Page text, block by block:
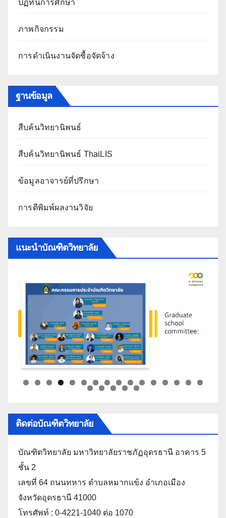
ปฏิทินการศึกษา
ภาพกิจกรรม
การดำเนินงานจัดซื้อจัดจ้าง
ฐานข้อมูล
สืบค้นวิทยานิพนธ์
สืบค้นวิทยานิพนธ์ ThaiLIS
ข้อมูลอาจารย์ที่ปรึกษา
การตีพิมพ์ผลงานวิจัย
แนะนำบัณฑิตวิทยาลัย
ติดต่อบัณฑิตวิทยาลัย
บัณฑิตวิทยาลัย มหาวิทยาลัยราชภัฏอุดรธานี อาคาร 5
ชั้น 2
เลขที่ 64 ถนนทหาร ตำบลหมากแข้ง อำเภอเมือง
จังหวัดอุดรธานี 41000
โทรศัพท์ : 0-4221-1040 ต่อ 1070